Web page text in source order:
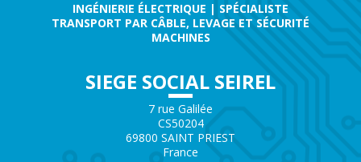
INGÉNIERIE ÉLECTRIQUE | SPÉCIALISTE
TRANSPORT PAR CÂBLE, LEVAGE ET SÉCURITÉ
MACHINES
SIEGE SOCIAL SEIREL
7 rue Galilée
CS50204
69800 SAINT PRIEST
France